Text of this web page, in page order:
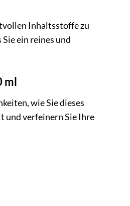
Inhaltsstoffe zu
ein reines und
ml
wie Sie dieses
und verfeinern Sie Ihre